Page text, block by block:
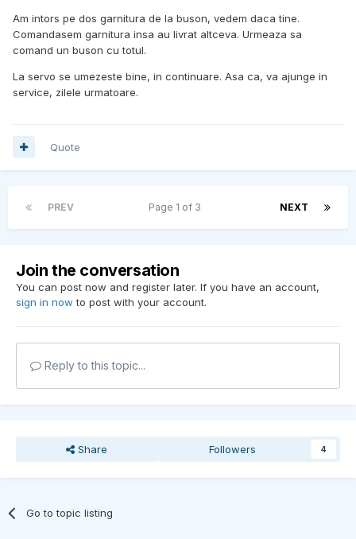
Am intors pe dos garnitura de la buson, vedem daca tine.
Comandasem garnitura insa au livrat altceva. Urmeaza sa
comand un buson cu totul.
La servo se umezeste bine, in continuare. Asa ca, va ajunge in
service, zilele urmatoare.
Quote
PREV NEXT
Page 1 of 3
Join the conversation
You can post now and register later. If you have an account,
sign in now to post with your account.
Reply to this topic...
Share Followers 4
Go to topic listing